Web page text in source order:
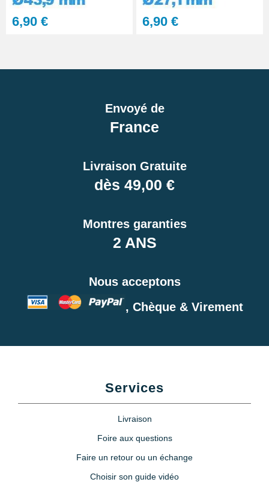
6,90 € 6,90 €
Envoyé de
France
Livraison Gratuite
dès 49,00 €
Montres garanties
2 ANS
Nous acceptons
, Chèque & Virement
Services
Livraison
Foire aux questions
Faire un retour ou un échange
Choisir son guide vidéo